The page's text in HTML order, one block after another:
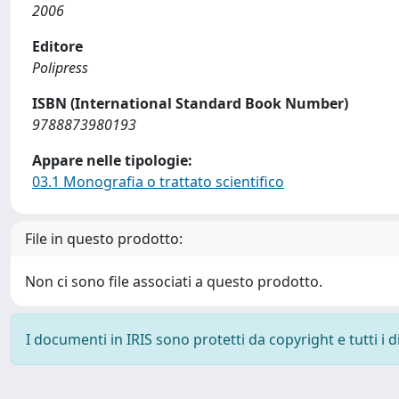
2006
Editore
Polipress
ISBN (International Standard Book Number)
9788873980193
Appare nelle tipologie:
03.1 Monografia o trattato scientifico
File in questo prodotto:
Non ci sono file associati a questo prodotto.
I documenti in IRIS sono protetti da copyright e tutti i